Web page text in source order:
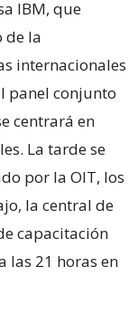
IBM, que
de la
internacionales
panel conjunto
centrará en
La tarde se
por la OIT, los
la central de
capacitación
las 21 horas en